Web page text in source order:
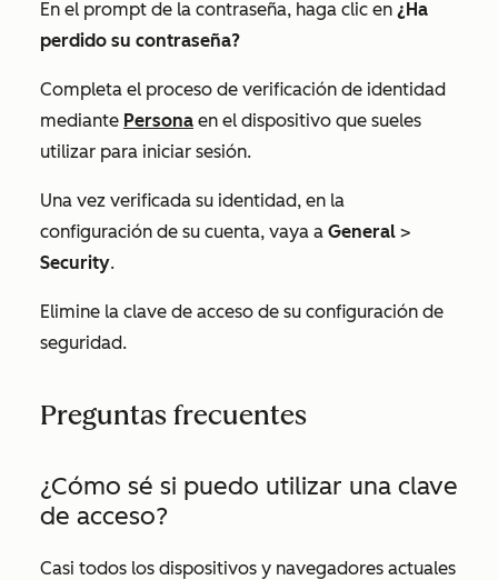
En el prompt de la contraseña, haga clic en ¿Ha
perdido su contraseña?
Completa el proceso de verificación de identidad
mediante Persona en el dispositivo que sueles
utilizar para iniciar sesión.
Una vez verificada su identidad, en la
configuración de su cuenta, vaya a General >
Security.
Elimine la clave de acceso de su configuración de
seguridad.
Preguntas frecuentes
¿Cómo sé si puedo utilizar una clave
de acceso?
Casi todos los dispositivos y navegadores actuales